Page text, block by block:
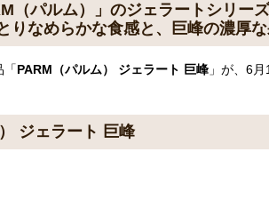
（パルム）」のジェラートシリー
りなめらかな食感と、巨峰の濃厚な
「PARM（パルム） ジェラート 巨峰 」が、6
ジェラート 巨峰